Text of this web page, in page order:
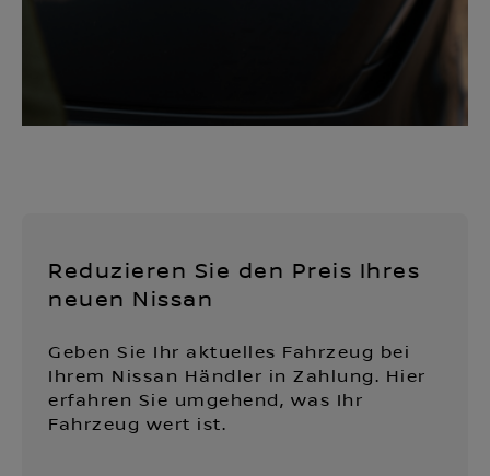
Reduzieren Sie den Preis Ihres
neuen Nissan
Geben Sie Ihr aktuelles Fahrzeug bei
Ihrem Nissan Händler in Zahlung. Hier
erfahren Sie umgehend, was Ihr
Fahrzeug wert ist.